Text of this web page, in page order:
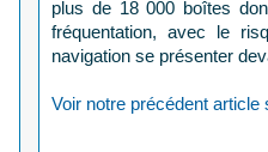
plus de 18 000 boîtes
fréquentation, avec le
navigation se présenter
Voir notre précédent article